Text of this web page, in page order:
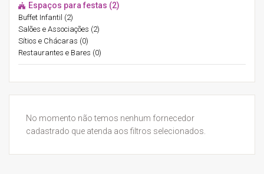
Espaços para festas (2)
Buffet Infantil (2)
Salões e Associações (2)
Sítios e Chácaras (0)
Restaurantes e Bares (0)
No momento não temos nenhum fornecedor
cadastrado que atenda aos filtros selecionados.